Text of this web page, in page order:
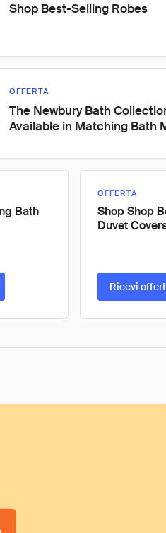
Shop Best-Selling Robes
OFFERTA
The Newbury Bath
Available in Matching Bath
Bath
OFFERTA
Shop Shop
Duvet
Ricevi